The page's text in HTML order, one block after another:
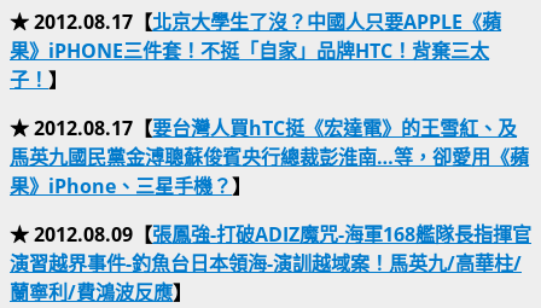
★ 2012.08.17【北京大學生了沒？中國人只要APPLE《蘋
果》iPHONE三件套！不挺「自家」品牌HTC！背棄三太
子！ 】
★ 2012.08.17【要台灣人買hTC挺《宏達電》的王雪紅、及
馬英九國民黨金溥聰蘇俊賓央行總裁彭淮南…等，卻愛用《蘋
果》iPhone、三星手機？】
★ 2012.08.09【張鳳強-打破ADIZ魔咒-海軍168艦隊長指揮官
演習越界事件-釣魚台日本領海-演訓越域案！馬英九/高華柱/
蘭寧利/費鴻波反應】